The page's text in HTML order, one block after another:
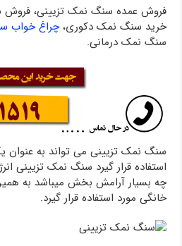
فروش عمده سنگ نمک تزیینی، فروش
خرید سنگ نمک دکوری،چراغ خواب
سنگ نمک درمانی.
سنگ نمک تزیینی می تواند به عنوان
استفاده قرار گیرد سنگ نمک تزیینی
چه بسیار آرامش بخش میباشد به
خانگی مورد استفاده قرار گیرد.